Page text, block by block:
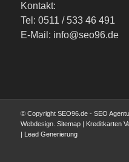
Kontakt:
Tel: 0511 / 533 46 491
E-Mail: info@seo96.de
© Copyright SEO96.de - SEO
Webdesign. Sitemap| Kreditkarten
| Lead Generierung